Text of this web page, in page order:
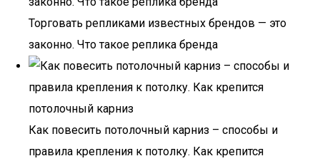
Торговать репликами известных брендов — это
законно. Что такое реплика бренда
Как повесить потолочный карниз – способы и
правила крепления к потолку. Как крепится